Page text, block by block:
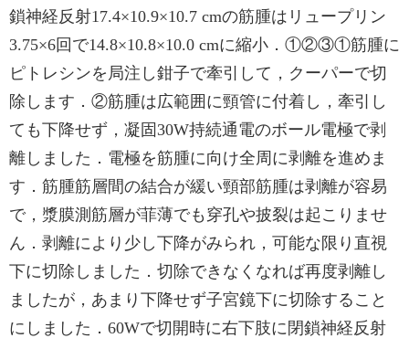
鎖神経反射17.4×10.9×10.7 cmの筋腫はリュープリン
3.75×6回で14.8×10.8×10.0 cmに縮小．①②③①筋腫に
ピトレシンを局注し鉗子で牽引して，クーパーで切
除します．②筋腫は広範囲に頸管に付着し，牽引し
ても下降せず，凝固30W持続通電のボール電極で剥
離しました．電極を筋腫に向け全周に剥離を進めま
す．筋腫筋層間の結合が緩い頸部筋腫は剥離が容易
で，漿膜測筋層が菲薄でも穿孔や披裂は起こりませ
ん．剥離により少し下降がみられ，可能な限り直視
下に切除しました．切除できなくなれば再度剥離し
ましたが，あまり下降せず子宮鏡下に切除すること
にしました．60Wで切開時に右下肢に閉鎖神経反射